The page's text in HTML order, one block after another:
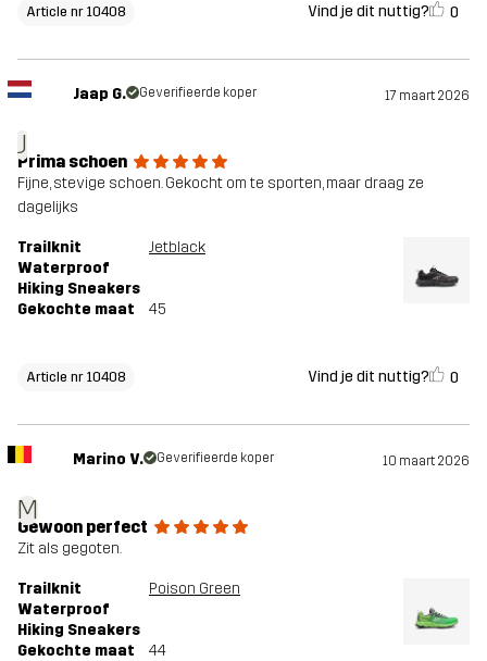
Article nr 10408 Vind je dit nuttig? 0
J
Jaap G. Geverifieerde koper 17 maart 2026
Prima schoen
Fijne, stevige schoen. Gekocht om te sporten, maar draag ze
dagelijks
Trailknit
Waterproof
Hiking Sneakers
Jetblack
Gekochte maat 45
Article nr 10408 Vind je dit nuttig? 0
M
Marino V. Geverifieerde koper 10 maart 2026
Gewoon perfect
Zit als gegoten.
Trailknit
Waterproof
Hiking Sneakers
Poison Green
Gekochte maat 44